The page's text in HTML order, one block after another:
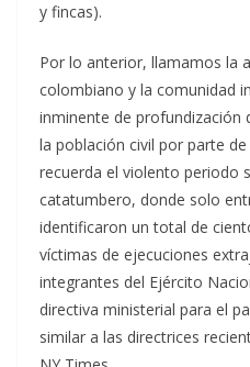
y fincas).
Por lo anterior, llamamos la
colombiano y la comunidad
inminente de profundización
la población civil por parte
recuerda el violento periodo
catatumbero, donde solo
identificaron un total de
víctimas de ejecuciones
integrantes del Ejército
directiva ministerial para el
similar a las directrices